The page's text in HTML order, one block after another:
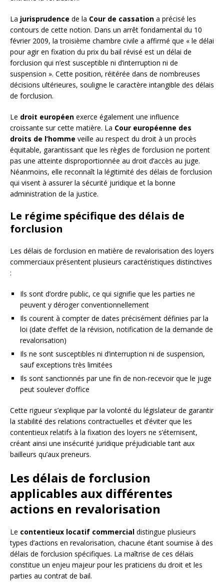
La jurisprudence de la Cour de cassation a précisé les
contours de cette notion. Dans un arrêt fondamental du 10
février 2009, la troisième chambre civile a affirmé que « le délai
pour agir en fixation du prix du bail révisé est un délai de
forclusion qui n’est susceptible ni d’interruption ni de
suspension ». Cette position, réitérée dans de nombreuses
décisions ultérieures, souligne le caractère intangible des délais
de forclusion.
Le droit européen exerce également une influence
croissante sur cette matière. La Cour européenne des
droits de l’homme veille au respect du droit à un procès
équitable, garantissant que les règles de forclusion ne portent
pas une atteinte disproportionnée au droit d’accès au juge.
Néanmoins, elle reconnaît la légitimité des délais de forclusion
qui visent à assurer la sécurité juridique et la bonne
administration de la justice.
Le régime spécifique des délais de
forclusion
Les délais de forclusion en matière de revalorisation des loyers
commerciaux présentent plusieurs caractéristiques distinctives
:
Ils sont d’ordre public, ce qui signifie que les parties ne
peuvent y déroger conventionnellement
Ils courent à compter de dates précisément définies par la
loi (date d’effet de la révision, notification de la demande de
revalorisation)
Ils ne sont susceptibles ni d’interruption ni de suspension,
sauf exceptions très limitées
Ils sont sanctionnés par une fin de non-recevoir que le juge
peut soulever d’office
Cette rigueur s’explique par la volonté du législateur de garantir
la stabilité des relations contractuelles et d’éviter que les
contentieux relatifs à la fixation des loyers ne s’éternisent,
créant ainsi une insécurité juridique préjudiciable tant aux
bailleurs qu’aux preneurs.
Les délais de forclusion
applicables aux différentes
actions en revalorisation
Le contentieux locatif commercial distingue plusieurs
types d’actions en revalorisation, chacune étant soumise à des
délais de forclusion spécifiques. La maîtrise de ces délais
constitue un enjeu majeur pour les praticiens du droit et les
parties au contrat de bail.